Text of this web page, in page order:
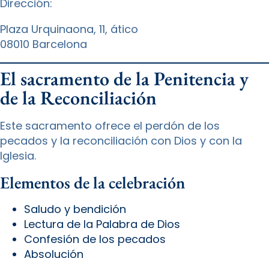
Dirección:
Plaza Urquinaona, 11, ático
08010 Barcelona
El sacramento de la Penitencia y
de la Reconciliación
Este sacramento ofrece el perdón de los
pecados y la reconciliación con Dios y con la
Iglesia.
Elementos de la celebración
Saludo y bendición
Lectura de la Palabra de Dios
Confesión de los pecados
Absolución